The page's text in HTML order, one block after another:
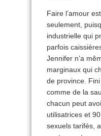
Faire l’amour
seulement,
industrielle qui
parfois
Jennifer n’a
marginaux qui
de province.
comme de la
chacun peut
utilisatrices et
sexuels tarifés,